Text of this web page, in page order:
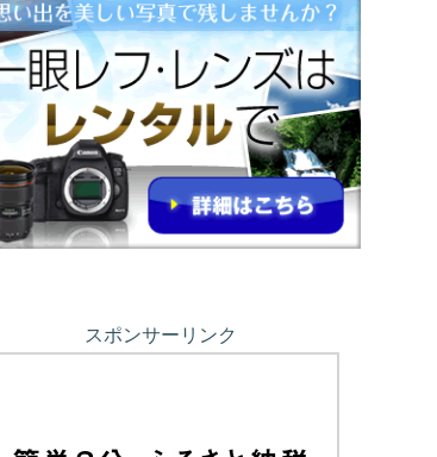
スポンサーリンク